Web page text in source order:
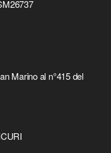
Marino al n°415 del